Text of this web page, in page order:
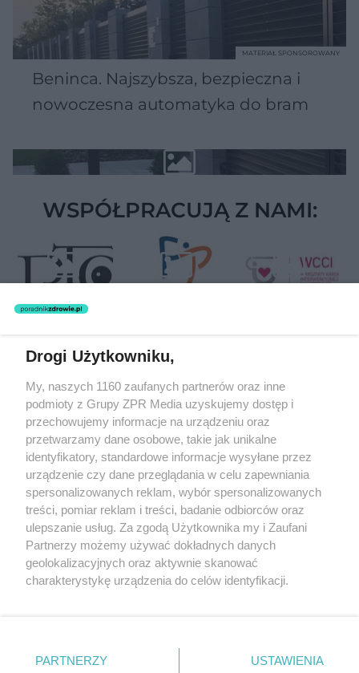
Beninca. Najszybsza, bezpieczna i
nowoczesna automatyka do bram
MATERIAŁ SPONSOROWANY
WSPÓŁPRACUJĄ Z NAMI:
Żaden utwór zamieszczony w serwisie nie może być powielany i
rozpowszechniany lub dalej rozpowszechniany w jakikolwiek sposób
(w tym także elektroniczny lub mechaniczny) na jakimkolwiek polu
eksploatacji w jakiejkolwiek formie, włącznie z umieszczaniem w
Internecie bez pisemnej zgody właściciela praw. Jakiekolwiek użycie
lub wykorzystanie utworów w całości lub w części z naruszeniem
prawa, tzn. bez właściwej zgody, jest zabronione pod groźbą kary i
może być ścigane prawnie.
O nas
Drogi Użytkowniku,
My, naszych 1160 zaufanych partnerów oraz inne
podmioty z Grupy ZPR Media uzyskujemy dostęp i
przechowujemy informacje na urządzeniu oraz
przetwarzamy dane osobowe, takie jak unikalne
identyfikatory, standardowe informacje wysyłane przez
urządzenie czy dane przeglądania w celu zapewniania
spersonalizowanych reklam, wybór spersonalizowanych
treści, pomiar reklam i treści, badanie odbiorców oraz
ulepszanie usług. Za zgodą Użytkownika my i Zaufani
Partnerzy możemy używać dokładnych danych
geolokalizacyjnych oraz aktywnie skanować
charakterystykę urządzenia do celów identyfikacji.
zmienić/wycofać klikając przycisk ustawień prywatności
PARTNERZY USTAWIENIA